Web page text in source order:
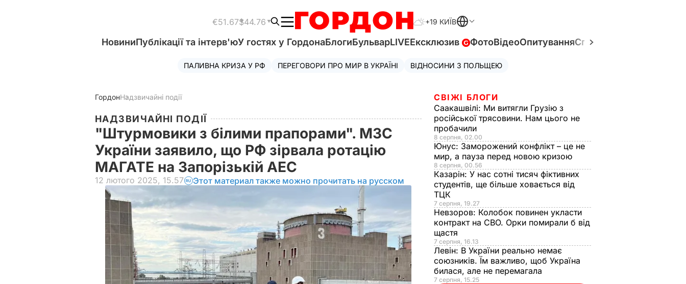
€51.67$44.76 +19 КИЇВ
НовиниПублікації та інтерв'юУ гостях у ГордонаБлогиБульварLIVEЕксклюзив ФотоВідеоОпитуванняСпецпроєкти
ПАЛИВНА КРИЗА У РФ ПЕРЕГОВОРИ ПРО МИР В УКРАЇНІ ВІДНОСИНИ З ПОЛЬЩЕЮ
ГордонНадзвичайні події
НАДЗВИЧАЙНІ ПОДІЇ
"Штурмовики з білими прапорами". МЗС
України заявило, що РФ зірвала ротацію
МАГАТЕ на Запорізькій АЕС
12 лютого 2025, 15.57 Этот материал также можно прочитать на русском
СВІЖІ БЛОГИ
Саакашвілі: Ми витягли Грузію з
російської трясовини. Нам цього не
пробачили
8 серпня, 02.00
Юнус: Заморожений конфлікт – це не
мир, а пауза перед новою кризою
8 серпня, 00.56
Казарін: У нас сотні тисяч фіктивних
студентів, ще більше ховається від
ТЦК
7 серпня, 19.27
Невзоров: Колобок повинен укласти
контракт на СВО. Орки помирали б від
щастя
7 серпня, 16.13
Левін: В України реально немає
союзників. Їм важливо, щоб Україна
билася, але не перемагала
7 серпня, 15.25